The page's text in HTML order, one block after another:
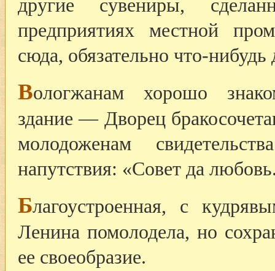
другие сувениры,
предприятиях местной
сюда, обязательно что-нибудь
Вологжанам хорошо
здание — Дворец
молодоженам
напутствия: «Совет да
Благоустроенная, с
Ленина помолодела, но
ее своеобразие.